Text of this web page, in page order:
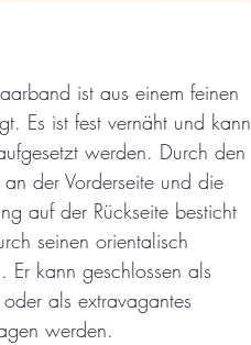
ist aus einem feinen
Es ist fest vernäht und kann
werden. Durch den
an der Vorderseite und die
auf der Rückseite besticht
seinen orientalisch
Er kann geschlossen als
als extravagantes
werden.